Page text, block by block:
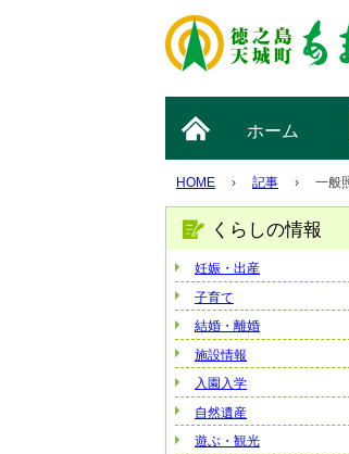
ホーム
HOME › 記事 › 一般
くらしの情報
妊娠・出産
子育て
結婚・離婚
施設情報
入園入学
自然遺産
遊ぶ・観光